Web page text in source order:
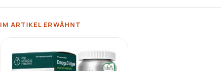
IM ARTIKEL ERWÄHNT